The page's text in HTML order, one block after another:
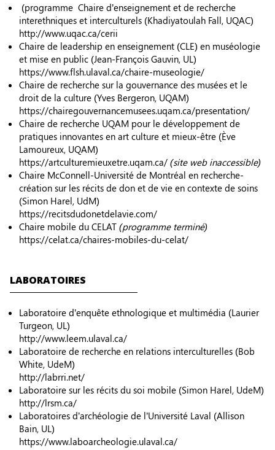
(programme Chaire d’enseignement et de recherche
interethniques et interculturels (Khadiyatoulah Fall, UQAC)
http://www.uqac.ca/cerii
Chaire de leadership en enseignement (CLE) en muséologie
et mise en public (Jean-François Gauvin, UL)
https://www.flsh.ulaval.ca/chaire-museologie/
Chaire de recherche sur la gouvernance des musées et le
droit de la culture (Yves Bergeron, UQAM)
https://chairegouvernancemusees.uqam.ca/presentation/
Chaire de recherche UQAM pour le développement de
pratiques innovantes en art culture et mieux-être (Ève
Lamoureux, UQAM)
https://artculturemieuxetre.uqam.ca/ (site web inaccessible)
Chaire McConnell-Université de Montréal en recherche-
création sur les récits de don et de vie en contexte de soins
(Simon Harel, UdM)
https://recitsdudonetdelavie.com/
Chaire mobile du CELAT (programme terminé)
https://celat.ca/chaires-mobiles-du-celat/
LABORATOIRES
Laboratoire d’enquête ethnologique et multimédia (Laurier
Turgeon, UL)
http://www.leem.ulaval.ca/
Laboratoire de recherche en relations interculturelles (Bob
White, UdeM)
http://labrri.net/
Laboratoire sur les récits du soi mobile (Simon Harel, UdeM)
http://lrsm.ca/
Laboratoires d’archéologie de l’Université Laval (Allison
Bain, UL)
https://www.laboarcheologie.ulaval.ca/